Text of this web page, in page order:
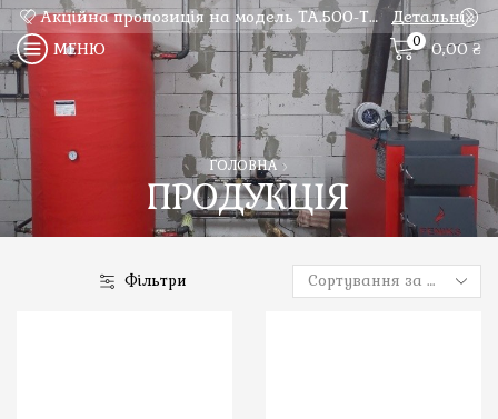
Акційна пропозиція на модель ТА.500-ТО.1-І100!
Детальніше!
МЕНЮ
0 0,00₴
ГОЛОВНА
ПРОДУКЦІЯ
Фільтри